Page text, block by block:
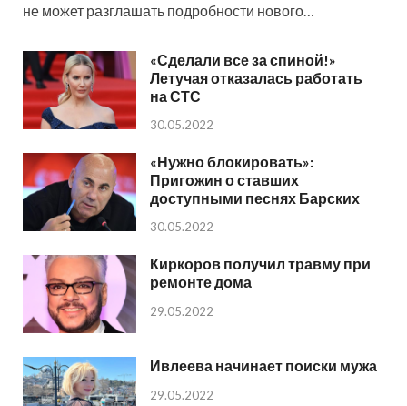
не может разглашать подробности нового…
«Сделали все за спиной!»
Летучая отказалась работать
на СТС
30.05.2022
«Нужно блокировать»:
Пригожин о ставших
доступными песнях Барских
30.05.2022
Киркоров получил травму при
ремонте дома
29.05.2022
Ивлеева начинает поиски мужа
29.05.2022